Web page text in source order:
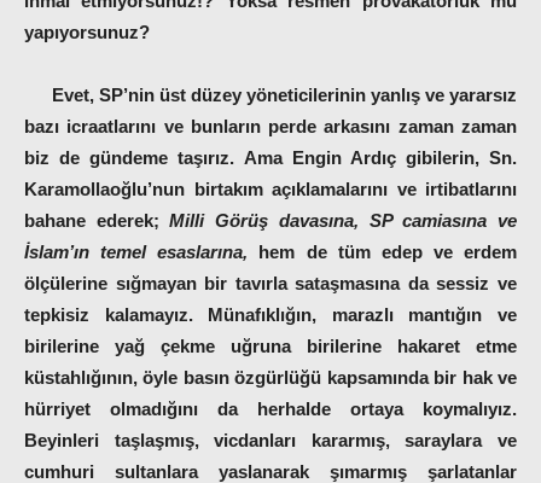
yapıyorsunuz?
Evet, SP’nin üst düzey yöneticilerinin yanlış ve yararsız
bazı icraatlarını ve bunların perde arkasını zaman zaman
biz de gündeme taşırız. Ama Engin Ardıç gibilerin, Sn.
Karamollaoğlu’nun birtakım açıklamalarını ve irtibatlarını
bahane ederek;Milli Görüş davasına, SP camiasına ve
İslam’ın temel esaslarına, hem de tüm edep ve erdem
ölçülerine sığmayan bir tavırla sataşmasına da sessiz ve
tepkisiz kalamayız. Münafıklığın, marazlı mantığın ve
birilerine yağ çekme uğruna birilerine hakaret etme
küstahlığının, öyle basın özgürlüğü kapsamında bir hak ve
hürriyet olmadığını da herhalde ortaya koymalıyız.
Beyinleri taşlaşmış, vicdanları kararmış, saraylara ve
cumhuri sultanlara yaslanarak şımarmış şarlatanlar